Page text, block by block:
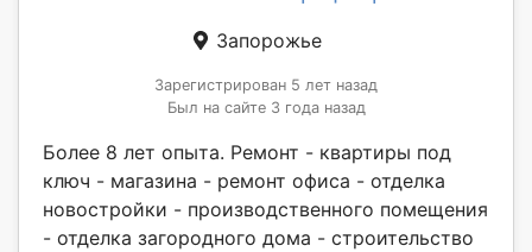
Запорожье
Зарегистрирован 5 лет назад
Был на сайте 3 года назад
Более 8 лет опыта. Ремонт - квартиры под
ключ - магазина - ремонт офиса - отделка
новостройки - производственного помещения
- отделка загородного дома - строительство